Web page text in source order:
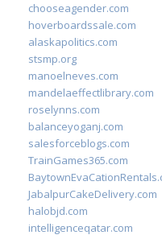
chooseagender.com
hoverboardssale.com
alaskapolitics.com
stsmp.org
manoelneves.com
mandelaeffectlibrary.com
roselynns.com
balanceyoganj.com
salesforceblogs.com
TrainGames365.com
JabalpurCakeDelivery.com
halobjd.com
intelligenceqatar.com